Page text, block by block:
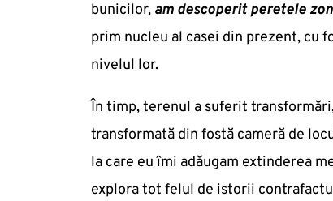
bunicilor, am descoperit peretele
prim nucleu al casei din prezent, cu
nivelul lor.
În timp, terenul a suferit
transformată din fostă cameră de
la care eu îmi adăugam extinderea
explora tot felul de istorii